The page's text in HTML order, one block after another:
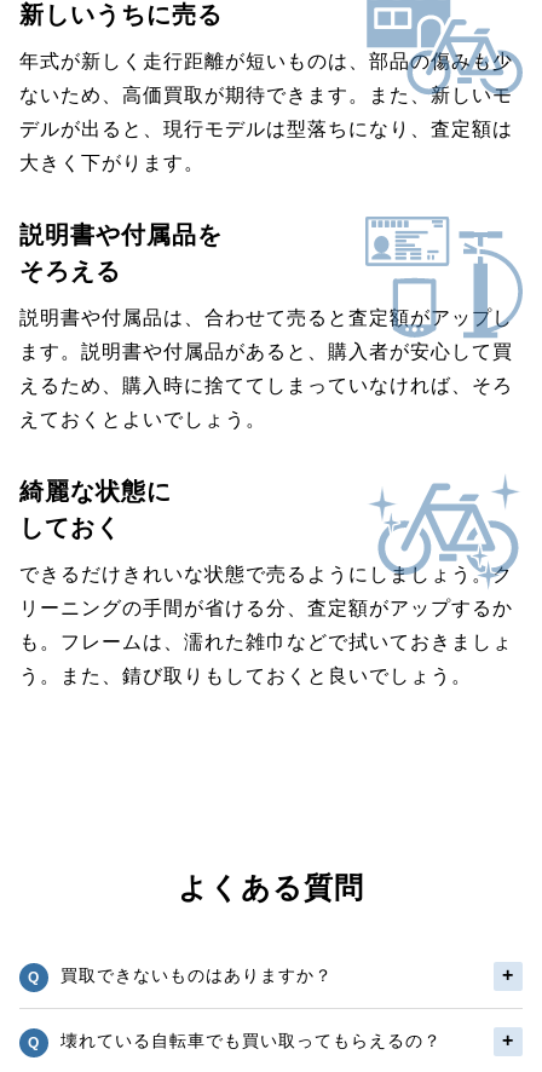
新しいうちに売る
年式が新しく走行距離が短いものは、部品の傷みも少
ないため、高価買取が期待できます。また、新しいモ
デルが出ると、現行モデルは型落ちになり、査定額は
大きく下がります。
説明書や付属品を
そろえる
説明書や付属品は、合わせて売ると査定額がアップし
ます。説明書や付属品があると、購入者が安心して買
えるため、購入時に捨ててしまっていなければ、そろ
えておくとよいでしょう。
綺麗な状態に
しておく
できるだけきれいな状態で売るようにしましょう。ク
リーニングの手間が省ける分、査定額がアップするか
も。フレームは、濡れた雑巾などで拭いておきましょ
う。また、錆び取りもしておくと良いでしょう。
よくある質問
買取できないものはありますか？
壊れている自転車でも買い取ってもらえるの？